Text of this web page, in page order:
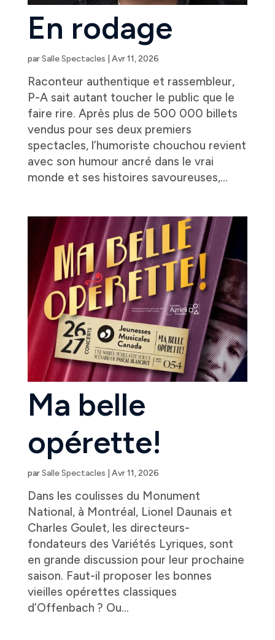
En rodage
parSalle Spectacles Avr 11, 2026
Raconteur authentique et rassembleur,
P-A sait autant toucher le public que le
faire rire. Après plus de 500 000 billets
vendus pour ses deux premiers
spectacles, l’humoriste chouchou revient
avec son humour ancré dans le vrai
monde et ses histoires savoureuses,...
Ma belle
opérette!
parSalle Spectacles Avr 11, 2026
Dans les coulisses du Monument
National, à Montréal, Lionel Daunais et
Charles Goulet, les directeurs-
fondateurs des Variétés Lyriques, sont
en grande discussion pour leur prochaine
saison. Faut-il proposer les bonnes
vieilles opérettes classiques
d’Offenbach ? Ou...